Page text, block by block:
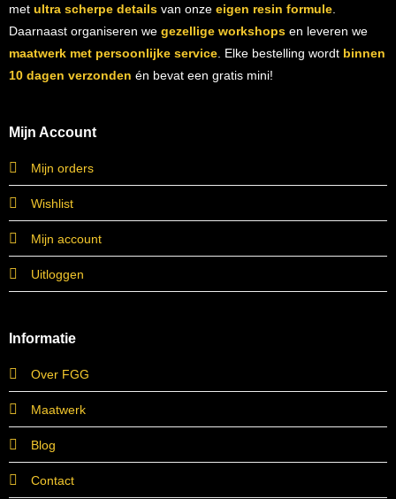
met ultra scherpe detailsvan onze eigen resin formule.
Daarnaast organiseren we gezellige workshopsen leveren we
maatwerk met persoonlijke service. Elke bestelling wordt binnen
10 dagen verzonden én bevat een gratis mini!
Mijn Account
Mijn orders
Wishlist
Mijn account
Uitloggen
Informatie
Over FGG
Maatwerk
Blog
Contact